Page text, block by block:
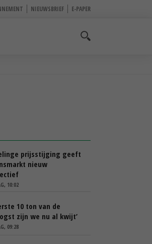
NIEUWSBRIEF E-PAPER
prijsstijging geeft
nieuw
10:02
10 ton van de
zijn we nu al kwijt’
09:28